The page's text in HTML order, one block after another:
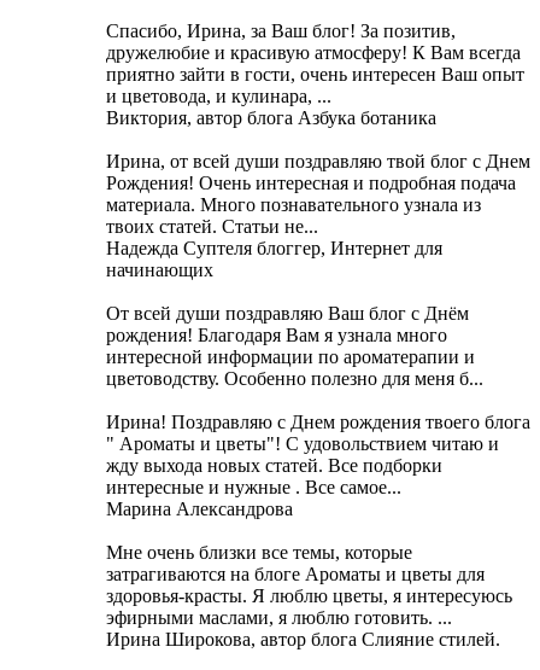
Cпасибо, Ирина, за Ваш блог! За позитив,
дружелюбие и красивую атмосферу! К Вам всегда
приятно зайти в гости, очень интересен Ваш опыт
и цветовода, и кулинара, ...
Виктория, автор блога Азбука ботаника
Ирина, от всей души поздравляю твой блог с Днем
Рождения! Очень интересная и подробная подача
материала. Много познавательного узнала из
твоих статей. Статьи не...
Надежда Суптеля блоггер, Интернет для
начинающих
От всей души поздравляю Ваш блог с Днём
рождения! Благодаря Вам я узнала много
интересной информации по ароматерапии и
цветоводству. Особенно полезно для меня б...
Ирина! Поздравляю с Днем рождения твоего блога
" Ароматы и цветы"! С удовольствием читаю и
жду выхода новых статей. Все подборки
интересные и нужные . Все самое...
Марина Александрова
Мне очень близки все темы, которые
затрагиваются на блоге Ароматы и цветы для
здоровья-красты. Я люблю цветы, я интересуюсь
эфирными маслами, я люблю готовить. ...
Ирина Широкова, автор блога Слияние стилей.